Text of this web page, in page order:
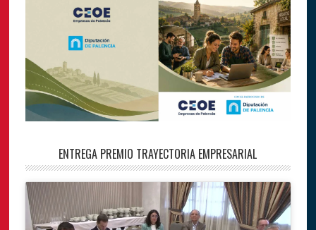
ENTREGA PREMIO TRAYECTORIA EMPRESARIAL